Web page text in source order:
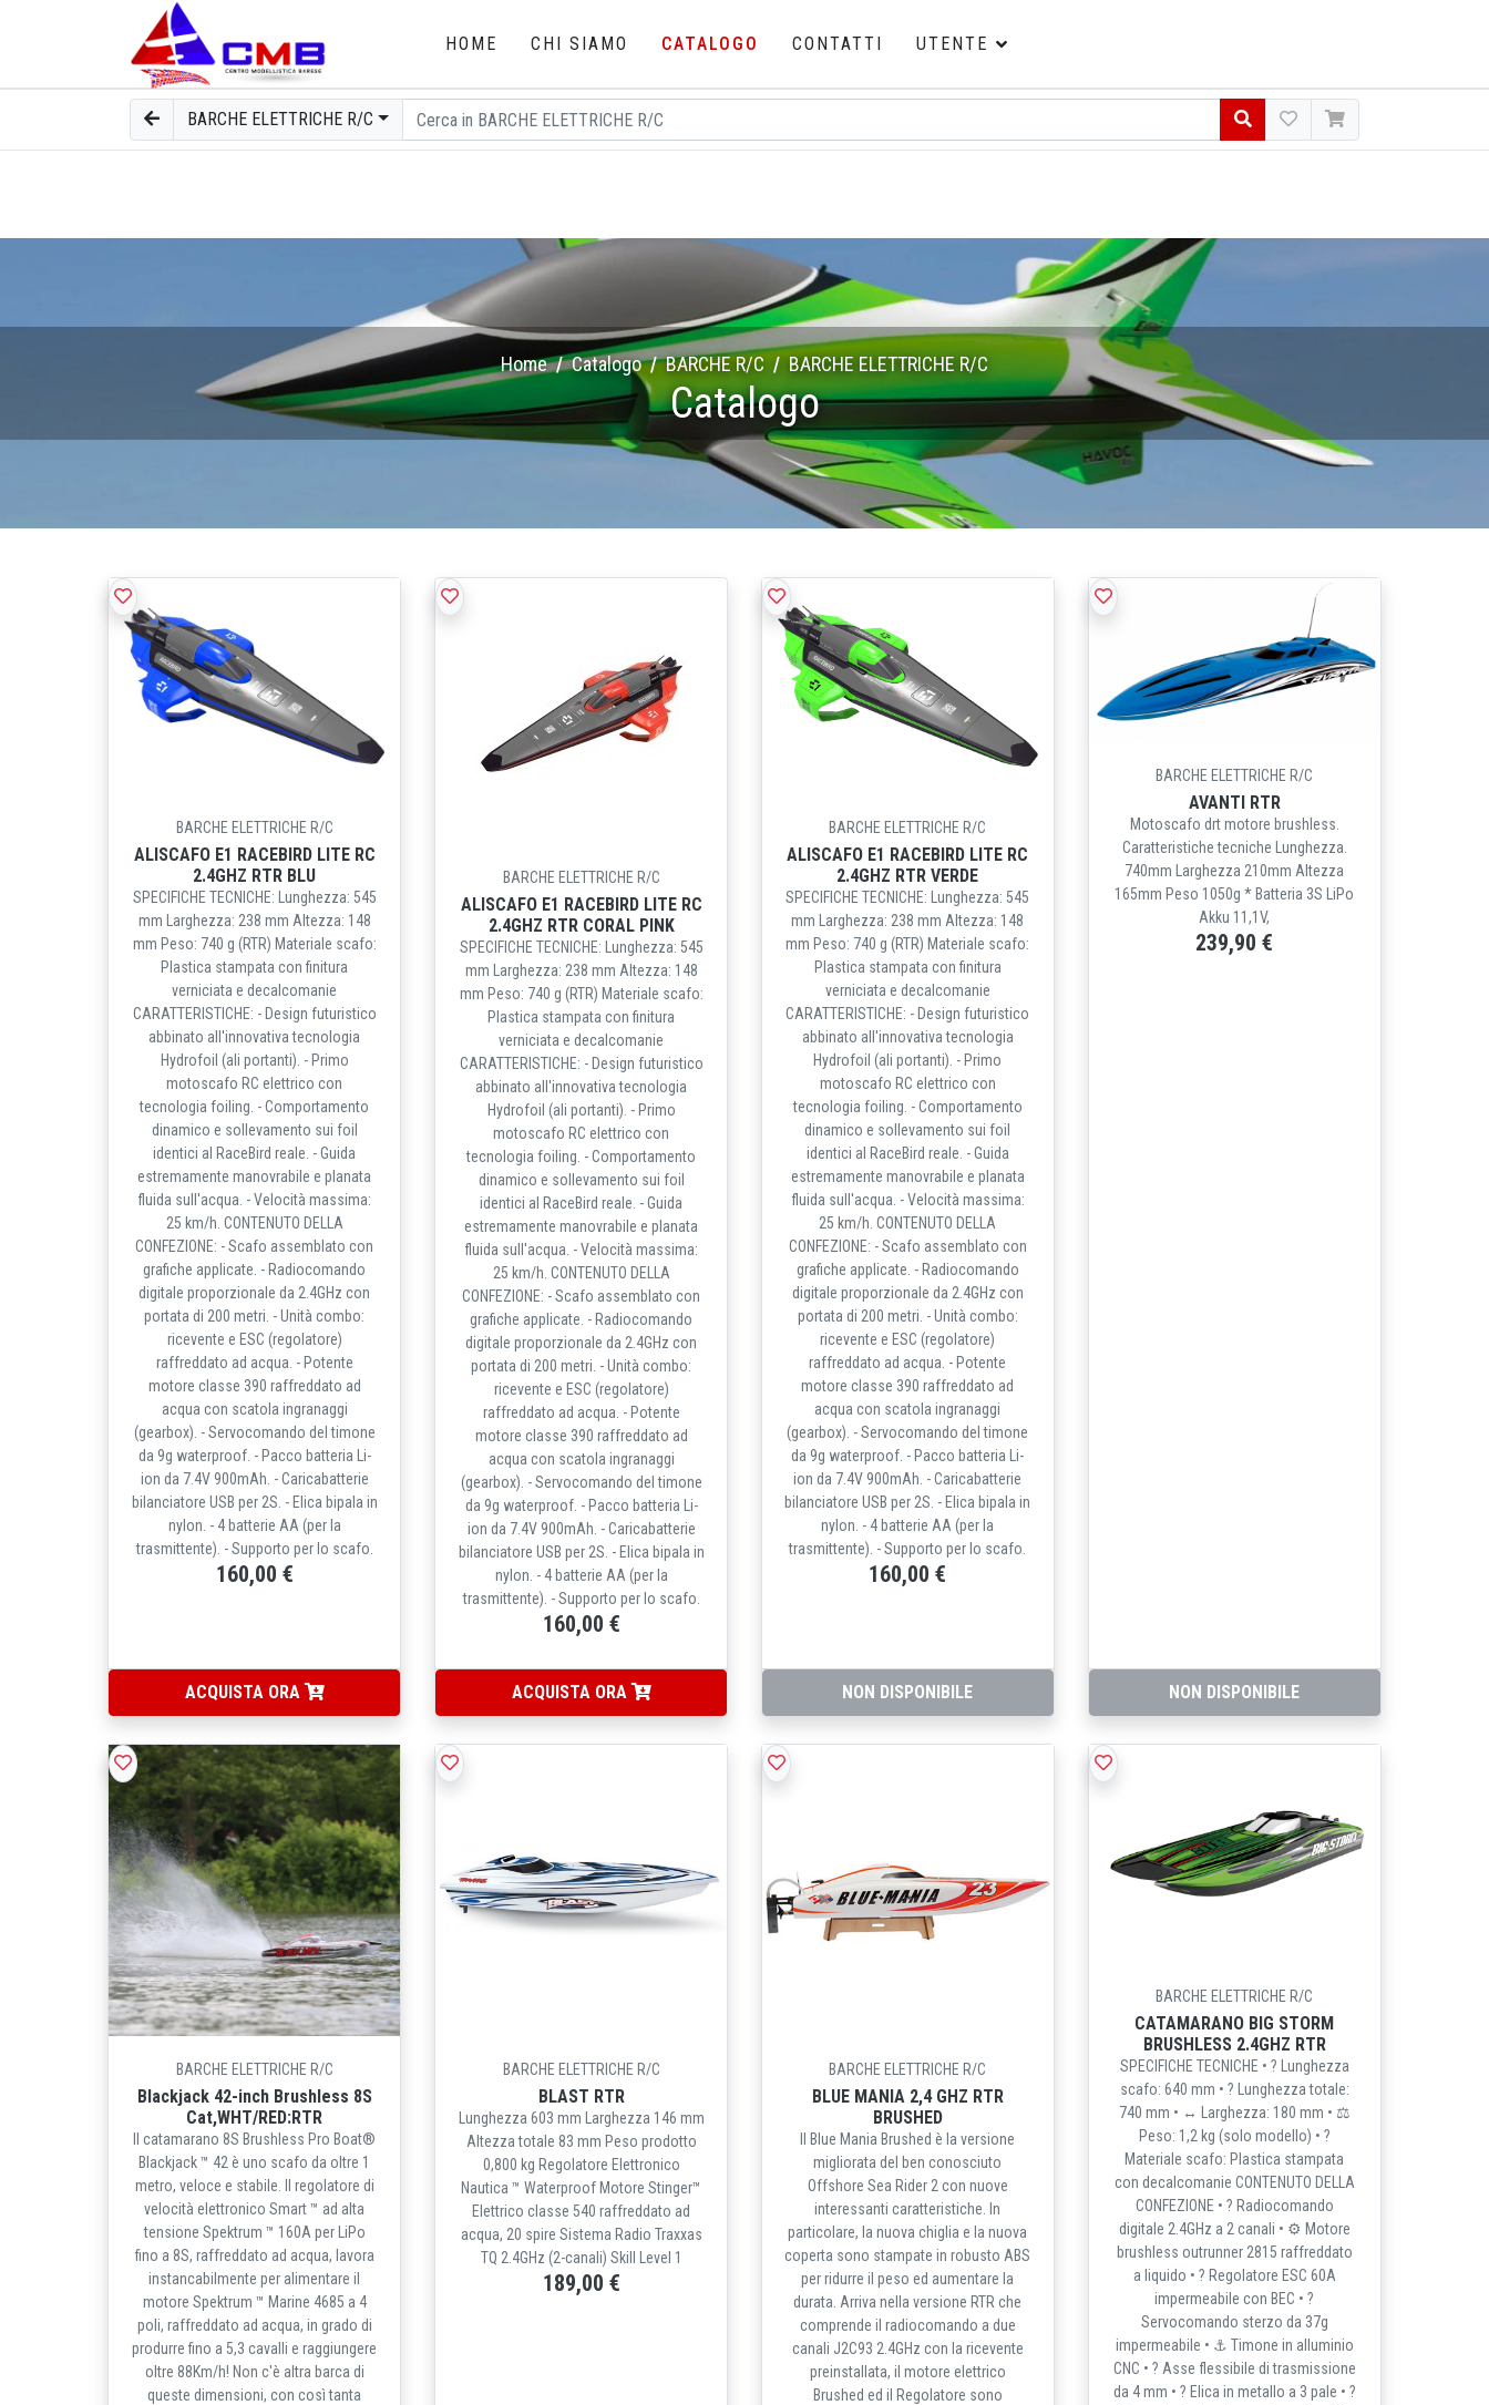
HOME CHI SIAMO CATALOGO CONTATTI UTENTE
BARCHE ELETTRICHE R/C
Home Catalogo BARCHE R/C BARCHE ELETTRICHE R/C
Catalogo
BARCHE ELETTRICHE R/C
ALISCAFO E1 RACEBIRD LITE RC
2.4GHZ RTR BLU
SPECIFICHE TECNICHE: Lunghezza: 545
mm Larghezza: 238 mm Altezza: 148
mm Peso: 740 g (RTR) Materiale scafo:
Plastica stampata con finitura
verniciata e decalcomanie
CARATTERISTICHE: - Design futuristico
abbinato all'innovativa tecnologia
Hydrofoil (ali portanti). - Primo
motoscafo RC elettrico con
tecnologia foiling. - Comportamento
dinamico e sollevamento sui foil
identici al RaceBird reale. - Guida
estremamente manovrabile e planata
fluida sull'acqua. - Velocità massima:
25 km/h. CONTENUTO DELLA
CONFEZIONE: - Scafo assemblato con
grafiche applicate. - Radiocomando
digitale proporzionale da 2.4GHz con
portata di 200 metri. - Unità combo:
ricevente e ESC (regolatore)
raffreddato ad acqua. - Potente
motore classe 390 raffreddato ad
acqua con scatola ingranaggi
(gearbox). - Servocomando del timone
da 9g waterproof. - Pacco batteria Li-
ion da 7.4V 900mAh. - Caricabatterie
bilanciatore USB per 2S. - Elica bipala in
nylon. - 4 batterie AA (per la
trasmittente). - Supporto per lo scafo.
160,00 €
ACQUISTA ORA
BARCHE ELETTRICHE R/C
ALISCAFO E1 RACEBIRD LITE RC
2.4GHZ RTR CORAL PINK
SPECIFICHE TECNICHE: Lunghezza: 545
mm Larghezza: 238 mm Altezza: 148
mm Peso: 740 g (RTR) Materiale scafo:
Plastica stampata con finitura
verniciata e decalcomanie
CARATTERISTICHE: - Design futuristico
abbinato all'innovativa tecnologia
Hydrofoil (ali portanti). - Primo
motoscafo RC elettrico con
tecnologia foiling. - Comportamento
dinamico e sollevamento sui foil
identici al RaceBird reale. - Guida
estremamente manovrabile e planata
fluida sull'acqua. - Velocità massima:
25 km/h. CONTENUTO DELLA
CONFEZIONE: - Scafo assemblato con
grafiche applicate. - Radiocomando
digitale proporzionale da 2.4GHz con
portata di 200 metri. - Unità combo:
ricevente e ESC (regolatore)
raffreddato ad acqua. - Potente
motore classe 390 raffreddato ad
acqua con scatola ingranaggi
(gearbox). - Servocomando del timone
da 9g waterproof. - Pacco batteria Li-
ion da 7.4V 900mAh. - Caricabatterie
bilanciatore USB per 2S. - Elica bipala in
nylon. - 4 batterie AA (per la
trasmittente). - Supporto per lo scafo.
160,00 €
ACQUISTA ORA
BARCHE ELETTRICHE R/C
ALISCAFO E1 RACEBIRD LITE RC
2.4GHZ RTR VERDE
SPECIFICHE TECNICHE: Lunghezza: 545
mm Larghezza: 238 mm Altezza: 148
mm Peso: 740 g (RTR) Materiale scafo:
Plastica stampata con finitura
verniciata e decalcomanie
CARATTERISTICHE: - Design futuristico
abbinato all'innovativa tecnologia
Hydrofoil (ali portanti). - Primo
motoscafo RC elettrico con
tecnologia foiling. - Comportamento
dinamico e sollevamento sui foil
identici al RaceBird reale. - Guida
estremamente manovrabile e planata
fluida sull'acqua. - Velocità massima:
25 km/h. CONTENUTO DELLA
CONFEZIONE: - Scafo assemblato con
grafiche applicate. - Radiocomando
digitale proporzionale da 2.4GHz con
portata di 200 metri. - Unità combo:
ricevente e ESC (regolatore)
raffreddato ad acqua. - Potente
motore classe 390 raffreddato ad
acqua con scatola ingranaggi
(gearbox). - Servocomando del timone
da 9g waterproof. - Pacco batteria Li-
ion da 7.4V 900mAh. - Caricabatterie
bilanciatore USB per 2S. - Elica bipala in
nylon. - 4 batterie AA (per la
trasmittente). - Supporto per lo scafo.
160,00 €
NON DISPONIBILE
BARCHE ELETTRICHE R/C
AVANTI RTR
Motoscafo drt motore brushless.
Caratteristiche tecniche Lunghezza.
740mm Larghezza 210mm Altezza
165mm Peso 1050g * Batteria 3S LiPo
Akku 11,1V,
239,90 €
NON DISPONIBILE
BARCHE ELETTRICHE R/C
Blackjack 42-inch Brushless 8S
Cat,WHT/RED:RTR
Il catamarano 8S Brushless Pro Boat®
Blackjack ™ 42 è uno scafo da oltre 1
metro, veloce e stabile. Il regolatore di
velocità elettronico Smart ™ ad alta
tensione Spektrum ™ 160A per LiPo
fino a 8S, raffreddato ad acqua, lavora
instancabilmente per alimentare il
motore Spektrum ™ Marine 4685 a 4
poli, raffreddato ad acqua, in grado di
produrre fino a 5,3 cavalli e raggiungere
oltre 88Km/h! Non c'è altra barca di
queste dimensioni, con così tanta
BARCHE ELETTRICHE R/C
BLAST RTR
Lunghezza 603 mm Larghezza 146 mm
Altezza totale 83 mm Peso prodotto
0,800 kg Regolatore Elettronico
Nautica ™ Waterproof Motore Stinger™
Elettrico classe 540 raffreddato ad
acqua, 20 spire Sistema Radio Traxxas
TQ 2.4GHz (2-canali) Skill Level 1
189,00 €
BARCHE ELETTRICHE R/C
BLUE MANIA 2,4 GHZ RTR
BRUSHED
Il Blue Mania Brushed è la versione
migliorata del ben conosciuto
Offshore Sea Rider 2 con nuove
interessanti caratteristiche. In
particolare, la nuova chiglia e la nuova
coperta sono stampate in robusto ABS
per ridurre il peso ed aumentare la
durata. Arriva nella versione RTR che
comprende il radiocomando a due
canali J2C93 2.4GHz con la ricevente
preinstallata, il motore elettrico
Brushed ed il Regolatore sono
BARCHE ELETTRICHE R/C
CATAMARANO BIG STORM
BRUSHLESS 2.4GHZ RTR
SPECIFICHE TECNICHE • ? Lunghezza
scafo: 640 mm • ? Lunghezza totale:
740 mm • ↔️ Larghezza: 180 mm • ⚖️
Peso: 1,2 kg (solo modello) • ?️
Materiale scafo: Plastica stampata
con decalcomanie CONTENUTO DELLA
CONFEZIONE • ? Radiocomando
digitale 2.4GHz a 2 canali • ⚙️ Motore
brushless outrunner 2815 raffreddato
a liquido • ? Regolatore ESC 60A
impermeabile con BEC • ?️
Servocomando sterzo da 37g
impermeabile • ⚓ Timone in alluminio
CNC • ? Asse flessibile di trasmissione
da 4 mm • ? Elica in metallo a 3 pale • ?